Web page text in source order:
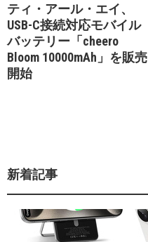
ティ・アール・エイ、
USB-C接続対応モバイル
バッテリー「cheero
Bloom 10000mAh」を販売
開始
新着記事